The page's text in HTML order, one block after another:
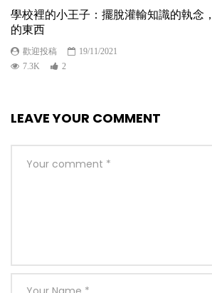
學校裡的小王子：擺脫灌輸知識的執念
的東西
歡迎投稿
19/11/2021
7.3K
2
LEAVE YOUR COMMENT